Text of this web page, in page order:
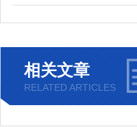
相关文章
RELATED ARTICLES